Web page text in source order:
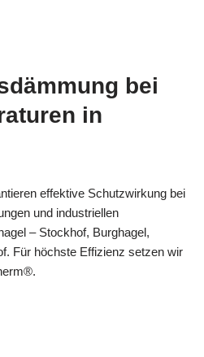
bei
in
effektive Schutzwirkung bei
und industriellen
– Stockhof, Burghagel,
Für höchste Effizienz setzen wir